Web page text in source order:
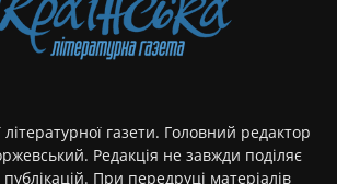
літературної газети. Головний редактор
Редакція не завжди поділяє
При передруці матеріалів